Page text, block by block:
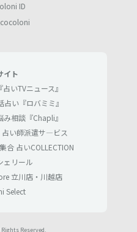
ID
イト
いTVニュース』
い『ロバミミ』
相談『Chapli』
占い師派遣サ―ビス
合 占いCOLLECTION
ェリール
立川店・川越店
Select
Reserved.